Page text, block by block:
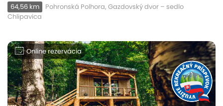
64,56 km
Pohronská Polhora, Gazdovský dvor – sedlo
Chlipavica
Online rezervácia